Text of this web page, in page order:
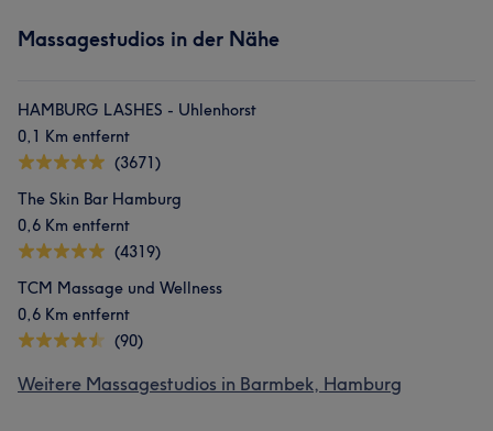
Massagestudios in der Nähe
HAMBURG LASHES - Uhlenhorst
0,1 Km entfernt
(3671)
The Skin Bar Hamburg
0,6 Km entfernt
(4319)
TCM Massage und Wellness
0,6 Km entfernt
(90)
Weitere Massagestudios in Barmbek, Hamburg